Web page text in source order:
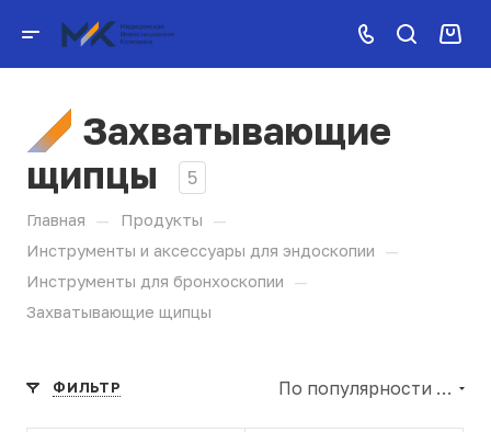
Захватывающие
щипцы
5
Главная — Продукты —
Инструменты и аксессуары для эндоскопии —
Инструменты для бронхоскопии —
Захватывающие щипцы
ФИЛЬТР По популярности (убывание)